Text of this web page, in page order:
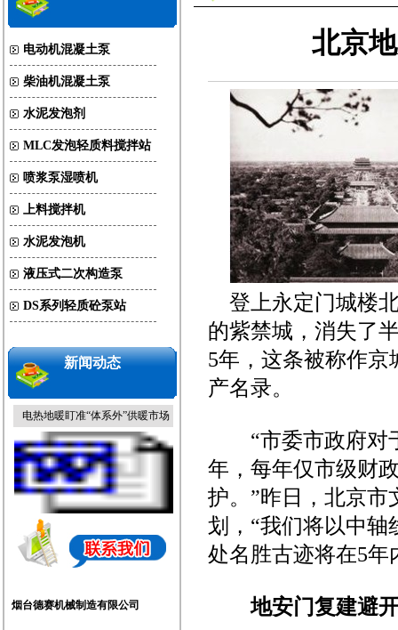
电动机混凝土泵
柴油机混凝土泵
水泥发泡剂
MLC发泡轻质料搅拌站
喷浆泵湿喷机
上料搅拌机
水泥发泡机
液压式二次构造泵
DS系列轻质砼泵站
新闻动态
北京地安门将“南移复建”恢复中
电热地暖盯准“体系外”供暖市场
地板采暖发泡水泥绝热层技术规
程-河北.doc
烟台德赛机械制造有限公司
北京
登上永定门城楼
的紫禁城，消失了
5年，这条被称作
产名录。
“市委市政府对于
年，每年仅市级财
护。”昨日，北京
划，“我们将以中轴
处名胜古迹将在5年
地安门复建避